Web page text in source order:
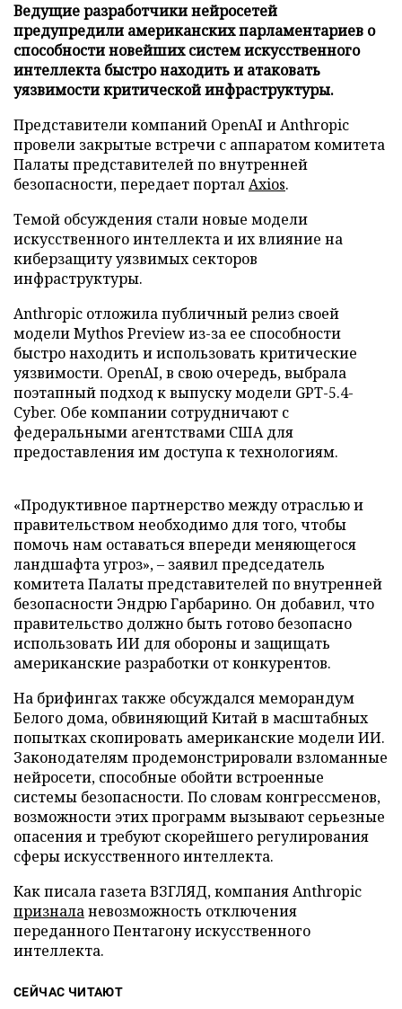
Ведущие разработчики нейросетей
предупредили американских парламентариев о
способности новейших систем искусственного
интеллекта быстро находить и атаковать
уязвимости критической инфраструктуры.
Представители компаний OpenAI и Anthropic
провели закрытые встречи с аппаратом комитета
Палаты представителей по внутренней
безопасности, передает порталAxios.
Темой обсуждения стали новые модели
искусственного интеллекта и их влияние на
киберзащиту уязвимых секторов
инфраструктуры.
Anthropic отложила публичный релиз своей
модели Mythos Preview из-за ее способности
быстро находить и использовать критические
уязвимости. OpenAI, в свою очередь, выбрала
поэтапный подход к выпуску модели GPT-5.4-
Cyber. Обе компании сотрудничают с
федеральными агентствами США для
предоставления им доступа к технологиям.
«Продуктивное партнерство между отраслью и
правительством необходимо для того, чтобы
помочь нам оставаться впереди меняющегося
ландшафта угроз», – заявил председатель
комитета Палаты представителей по внутренней
безопасности Эндрю Гарбарино. Он добавил, что
правительство должно быть готово безопасно
использовать ИИ для обороны и защищать
американские разработки от конкурентов.
На брифингах также обсуждался меморандум
Белого дома, обвиняющий Китай в масштабных
попытках скопировать американские модели ИИ.
Законодателям продемонстрировали взломанные
нейросети, способные обойти встроенные
системы безопасности. По словам конгрессменов,
возможности этих программ вызывают серьезные
опасения и требуют скорейшего регулирования
сферы искусственного интеллекта.
Как писала газета ВЗГЛЯД, компания Anthropic
призналаневозможность отключения
переданного Пентагону искусственного
интеллекта.
СЕЙЧАС ЧИТАЮТ